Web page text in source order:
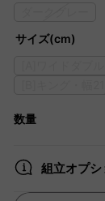
サイズ(cm)
数量
組立オプ